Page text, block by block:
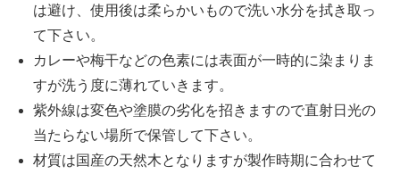
は避け、使用後は柔らかいもので洗い水分を拭き取っ
て下さい。
カレーや梅干などの色素には表面が一時的に染まりま
すが洗う度に薄れていきます。
紫外線は変色や塗膜の劣化を招きますので直射日光の
当たらない場所で保管して下さい。
材質は国産の天然木となりますが製作時期に合わせて